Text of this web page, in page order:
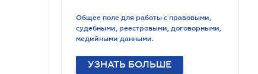
Общее поле для работы с правовыми,
судебными, реестровыми, договорными,
медийными данными.
УЗНАТЬ БОЛЬШЕ